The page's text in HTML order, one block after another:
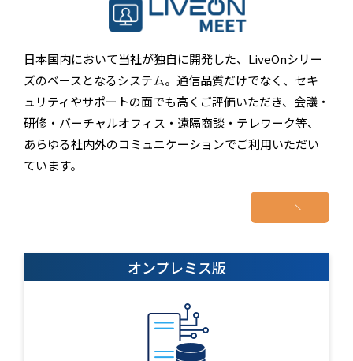
日本国内において当社が独自に開発した、LiveOnシリー
ズのベースとなるシステム。通信品質だけでなく、セキ
ュリティやサポートの面でも高くご評価いただき、会議・
研修・バーチャルオフィス・遠隔商談・テレワーク等、
あらゆる社内外のコミュニケーションでご利用いただい
ています。
オンプレミス版